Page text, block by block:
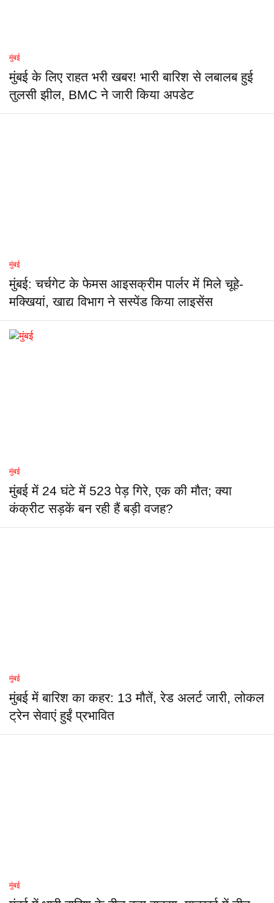
मुंबई
मुंबई के लिए राहत भरी खबर! भारी बारिश से लबालब हुई
तुलसी झील, BMC ने जारी किया अपडेट
मुंबई
मुंबई: चर्चगेट के फेमस आइसक्रीम पार्लर में मिले चूहे-
मक्खियां, खाद्य विभाग ने सस्पेंड किया लाइसेंस
मुंबई
मुंबई में 24 घंटे में 523 पेड़ गिरे, एक की मौत; क्या
कंक्रीट सड़कें बन रही हैं बड़ी वजह?
मुंबई
मुंबई में बारिश का कहर: 13 मौतें, रेड अलर्ट जारी, लोकल
ट्रेन सेवाएं हुईं प्रभावित
मुंबई